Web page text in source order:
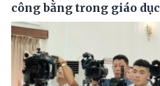
công bằng trong giáo dục